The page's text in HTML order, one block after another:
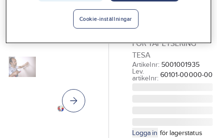
Tesa
48MMX25M ARMERAD
FÖR TAPETSERING
TESA
Artikelnr: 5001001935
Lev.
artikelnr: 60101-00000-00
Logga in för lagerstatus
Cookie-inställningar